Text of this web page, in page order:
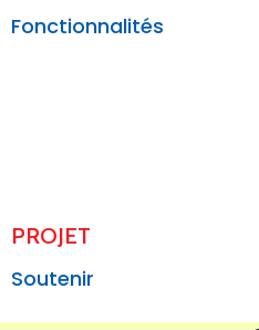
Fonctionnalités
PROJET
Soutenir